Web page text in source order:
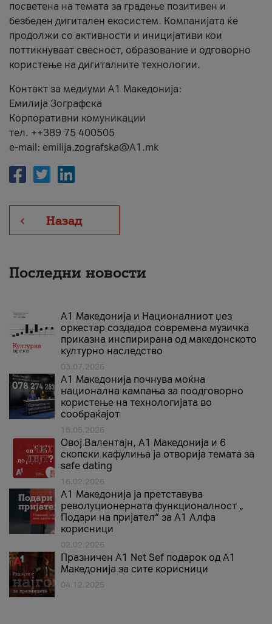
посветена на темата за градење позитивен и
безбеден дигитален екосистем. Компанијата ќе
продолжи со активности и иницијативи кои
поттикнуваат свесност, образование и одговорно
користење на дигиталните технологии.
Контакт за медиуми А1 Македонија:
Емилија Зографска
Корпоративни комуникации
тел. ++389 75 400505
e-mail: emilija.zografska@A1.mk
Назад
Последни новости
А1 Македонија и Националниот џез
оркестар создадоа современа музичка
приказна инспирирана од македонското
културно наследство
03.07.2026
A1 Македонија почнува моќна
национална кампања за поодговорно
користење на технологијата во
сообраќајот
18.05.2026
Овој Валентајн, A1 Македонија и 6
скопски кафулиња ја отворија темата за
safe dating
16.02.2026
А1 Македонија ја претставува
револуционерната функционалност „
Подари на пријател“ за А1 Алфа
корисници
02.02.2026
Празничен A1 Net Sеf подарок од А1
Македонија за сите корисници
04.12.2025